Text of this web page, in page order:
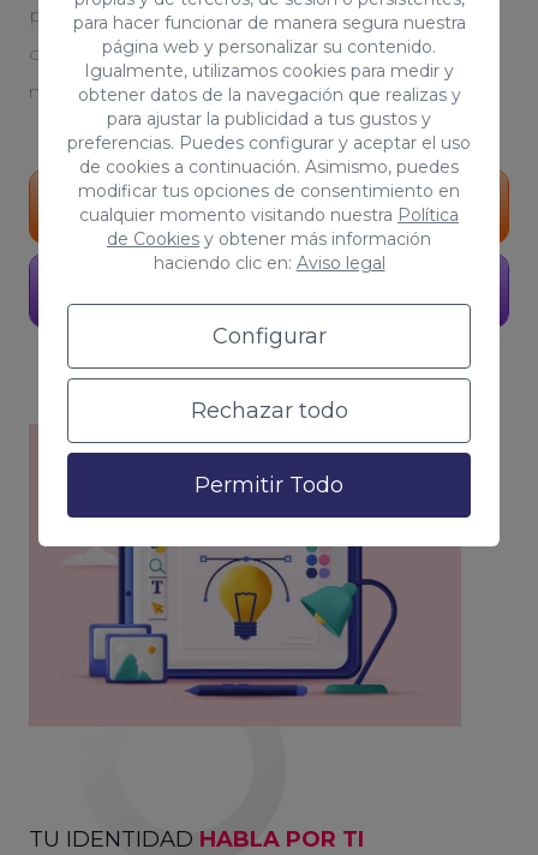
para hacer funcionar de manera segura nuestra
página web y personalizar su contenido.
Igualmente, utilizamos cookies para medir y
obtener datos de la navegación que realizas y
para ajustar la publicidad a tus gustos y
preferencias. Puedes configurar y aceptar el uso
de cookies a continuación. Asimismo, puedes
modificar tus opciones de consentimiento en
cualquier momento visitando nuestra Política
de Cookies y obtener más información
haciendo clic en: Aviso legal
Configurar
Rechazar todo
Permitir Todo
personalizada. Serás testigo del crecimiento
orgánico de tu proyecto. Tú, eres parte de
nuestro equipo
Portfolio
TU IDENTIDAD HABLA POR TI